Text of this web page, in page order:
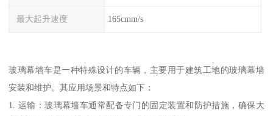
最大起升速度 165cmm/s
玻璃幕墙车是一种特殊设计的车辆，主要用于建筑工地的玻璃幕墙
安装和维护。其应用场景和特点如下：
1. 运输：玻璃幕墙车通常配备专门的固定装置和防护措施，确保大